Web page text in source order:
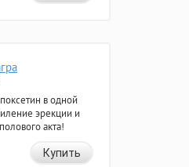
в одной
эрекции и
акта!
Купить